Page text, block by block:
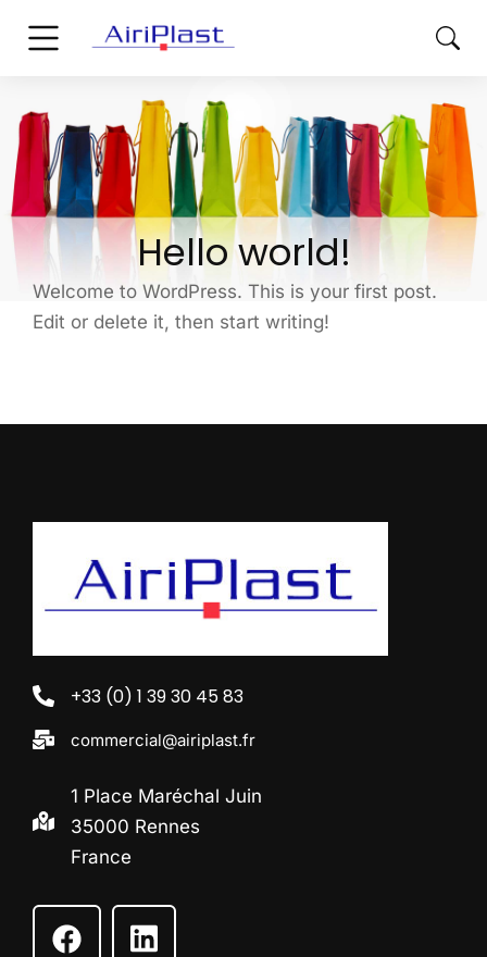
Hello world!
Welcome to WordPress. This is your first post.
Edit or delete it, then start writing!
+33 (0) 1 39 30 45 83
commercial@airiplast.fr
1 Place Maréchal Juin
35000 Rennes
France